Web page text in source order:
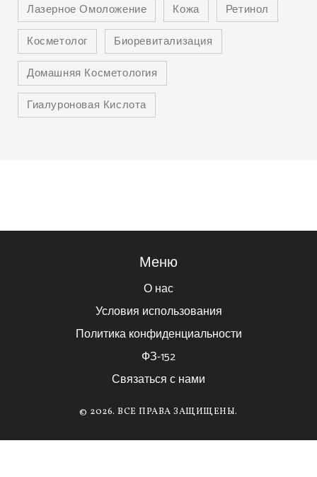
Лазерное Омоложение
Кожа
Ретинол
Косметолог
Биоревитализация
Домашняя Косметология
Гиалуроновая Кислота
Меню
О нас
Условия использования
Политика конфиденциальности
ФЗ-152
Связаться с нами
© 2026. ВСЕ ПРАВА ЗАЩИЩЕНЫ.